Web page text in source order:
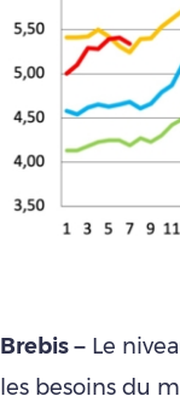
Brebis – Le
les besoins du